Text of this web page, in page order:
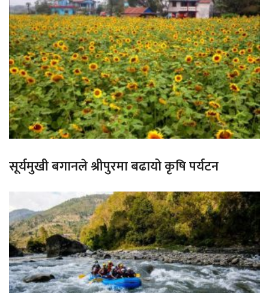
सूर्यमुखी बगानले श्रीपुरमा बढायो कृषि पर्यटन